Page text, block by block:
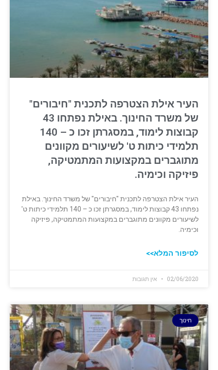
העיר אילת ‏הצטרפה לתכנית "חיבורים"
של משרד החינוך. באילת נפתחו 43
קבוצות לימוד, במסגרתן זכו כ – 140
תלמידי כיתות ט' לשיעורים מקוונים
‏מתוגברים במקצועות המתמטיקה,
פיזיקה וכימיה. ‏
העיר אילת ‏הצטרפה לתכנית "חיבורים" של משרד החינוך. באילת
נפתחו 43 קבוצות לימוד, במסגרתן זכו כ – 140 תלמידי כיתות ט'
לשיעורים מקוונים ‏מתוגברים במקצועות המתמטיקה, פיזיקה
וכימיה. ‏
לסיפור המלא>>
02/06/2020 אין תגובות
חינוך